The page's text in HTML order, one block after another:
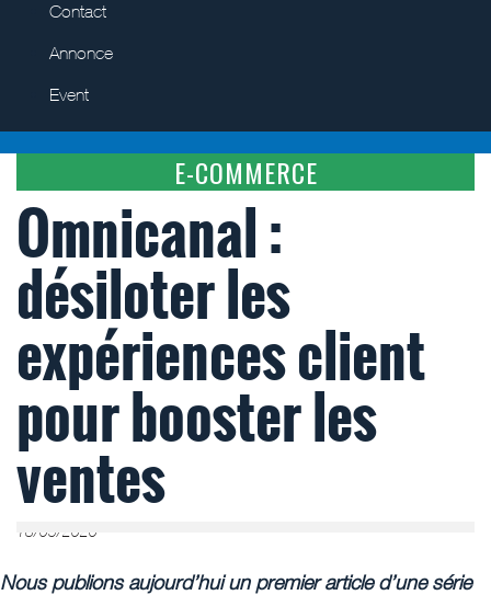
Contact
Annonce
Event
E-COMMERCE
Omnicanal :
désiloter les
expériences client
pour booster les
ventes
18/05/2020
Nous publions aujourd’hui un premier article d’une série